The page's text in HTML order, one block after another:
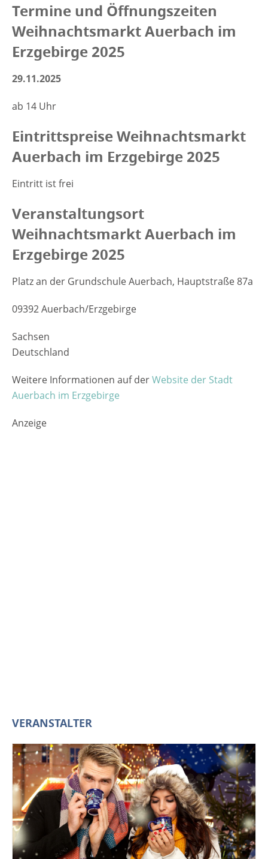
Termine und Öffnungszeiten
Weihnachtsmarkt Auerbach im
Erzgebirge 2025
29.11.2025
ab 14 Uhr
Eintrittspreise Weihnachtsmarkt
Auerbach im Erzgebirge 2025
Eintritt ist frei
Veranstaltungsort
Weihnachtsmarkt Auerbach im
Erzgebirge 2025
Platz an der Grundschule Auerbach, Hauptstraße 87a
09392 Auerbach/Erzgebirge
Sachsen
Deutschland
Weitere Informationen auf derWebsite der Stadt
Auerbach im Erzgebirge
Anzeige
VERANSTALTER